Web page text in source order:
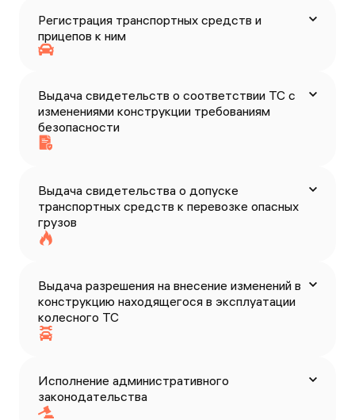
Регистрация транспортных средств и
прицепов к ним
Выдача свидетельств о соответствии ТС с
изменениями конструкции требованиям
безопасности
Выдача свидетельства о допуске
транспортных средств к перевозке опасных
грузов
Выдача разрешения на внесение изменений в
конструкцию находящегося в эксплуатации
колесного ТС
Исполнение административного
законодательства